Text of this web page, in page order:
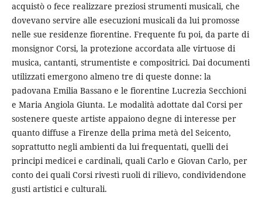
acquistò o fece realizzare preziosi strumenti musicali, che
dovevano servire alle esecuzioni musicali da lui promosse
nelle sue residenze fiorentine. Frequente fu poi, da parte di
monsignor Corsi, la protezione accordata alle virtuose di
musica, cantanti, strumentiste e compositrici. Dai documenti
utilizzati emergono almeno tre di queste donne: la
padovana Emilia Bassano e le fiorentine Lucrezia Secchioni
e Maria Angiola Giunta. Le modalità adottate dal Corsi per
sostenere queste artiste appaiono degne di interesse per
quanto diffuse a Firenze della prima metà del Seicento,
soprattutto negli ambienti da lui frequentati, quelli dei
principi medicei e cardinali, quali Carlo e Giovan Carlo, per
conto dei quali Corsi rivestì ruoli di rilievo, condividendone
gusti artistici e culturali.